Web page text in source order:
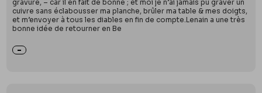
gravure, – car il en fait de bonne ; et moi je n’ai jamais pu graver un
cuivre sans éclabousser ma planche, brûler ma table & mes doigts,
et m’envoyer à tous les diables en fin de compte.Lenain a une très
bonne idée de retourner en Be